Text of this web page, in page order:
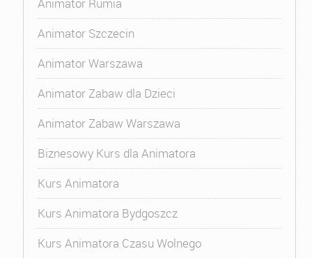
Animator Szczecin
Animator Warszawa
Animator Zabaw dla Dzieci
Animator Zabaw Warszawa
Biznesowy Kurs dla Animatora
Kurs Animatora
Kurs Animatora Bydgoszcz
Kurs Animatora Czasu Wolnego